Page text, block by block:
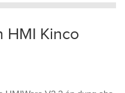
HMI Kinco